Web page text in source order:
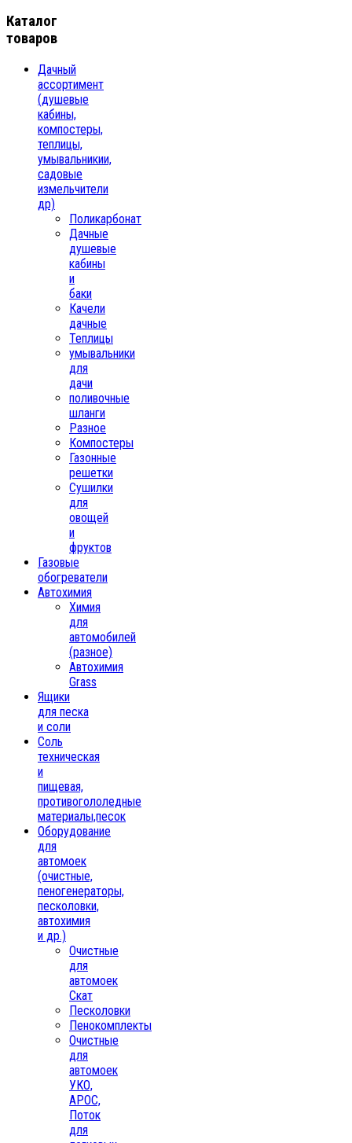
Каталог
товаров
Дачный
ассортимент
(душевые
кабины,
компостеры,
теплицы,
умывальникии,
садовые
измельчители
др)
Поликарбонат
Дачные
душевые
кабины
и
баки
Качели
дачные
Теплицы
умывальники
для
дачи
поливочные
шланги
Разное
Компостеры
Газонные
решетки
Сушилки
для
овощей
и
фруктов
Газовые
обогреватели
Автохимия
Химия
для
автомобилей
(разное)
Автохимия
Grass
Ящики
для песка
и соли
Соль
техническая
и
пищевая,
противогололедные
материалы,песок
Oборудование
для
автомоек
(очистные,
пеногенераторы,
песколовки,
автохимия
и др.)
Очистные
для
автомоек
Скат
Песколовки
Пенокомплекты
Очистные
для
автомоек
УКО,
АРОС,
Поток
для